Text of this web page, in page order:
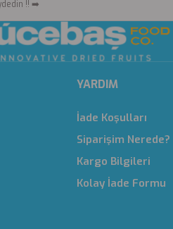
YARDIM
İade Koşulları
Siparişim Nerede?
Kargo Bilgileri
Kolay İade Formu